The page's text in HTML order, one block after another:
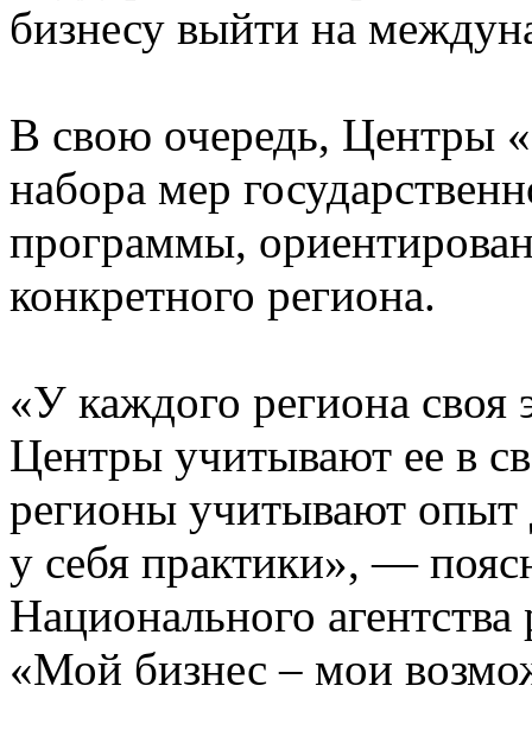
бизнесу выйти на
В свою очередь, Центры
набора мер
программы,
конкретного региона.
«У каждого региона своя
Центры учитывают ее в
регионы учитывают опыт
у себя практики», —
Национального
«Мой бизнес – мои